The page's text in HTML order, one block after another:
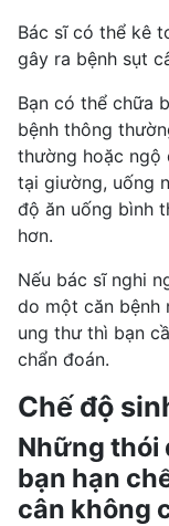
Bác sĩ có thể kê
gây ra bệnh sụt
Bạn có thể chữa
bệnh thông
thường hoặc ngộ
tại giường, uống
độ ăn uống bình
hơn.
Nếu bác sĩ nghi
do một căn bệnh
ung thư thì bạn
chẩn đoán.
Chế độ
Những thói
bạn hạn
cân không